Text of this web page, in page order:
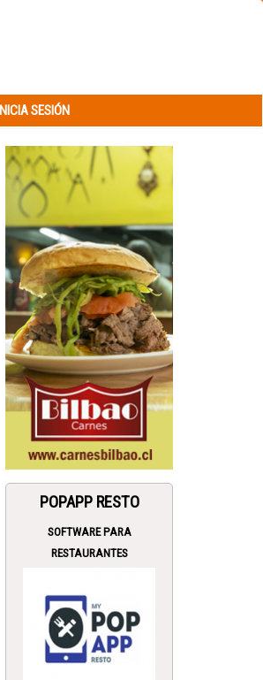
INICIA SESIÓN
POPAPP RESTO
SOFTWARE PARA
RESTAURANTES